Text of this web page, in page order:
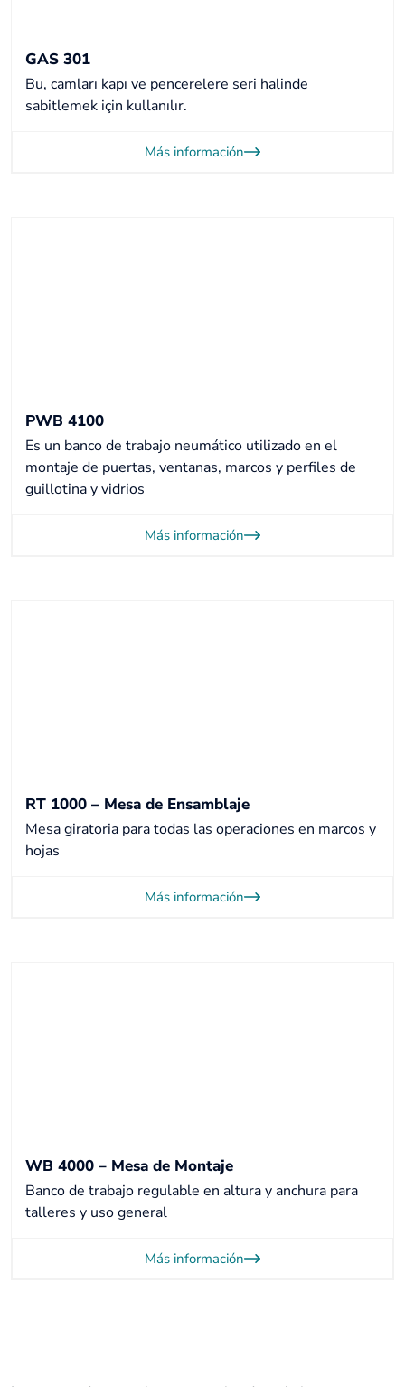
GAS 301
Bu, camları kapı ve pencerelere seri halinde
sabitlemek için kullanılır.
Más información
PWB 4100
Es un banco de trabajo neumático utilizado en el
montaje de puertas, ventanas, marcos y perfiles de
guillotina y vidrios
Más información
RT 1000 – Mesa de Ensamblaje
Mesa giratoria para todas las operaciones en marcos y
hojas
Más información
WB 4000 – Mesa de Montaje
Banco de trabajo regulable en altura y anchura para
talleres y uso general
Más información